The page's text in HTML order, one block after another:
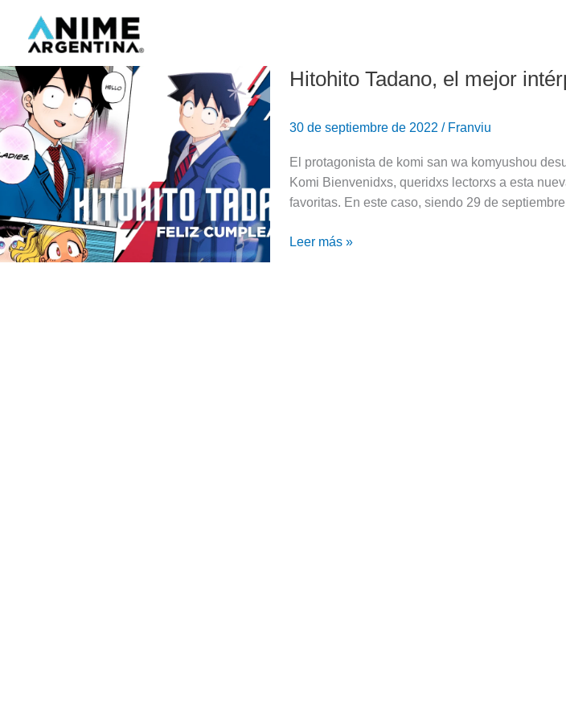
contenido
Hitohito Tadano, el mejor
30 de septiembre de 2022 / Franviu
El protagonista de komi san wa komyushou
Komi Bienvenidxs, queridxs lectorxs a esta
favoritas. En este caso, siendo 29 de
Hitohito
mejor
intérprete
del
silencio
Leer más »